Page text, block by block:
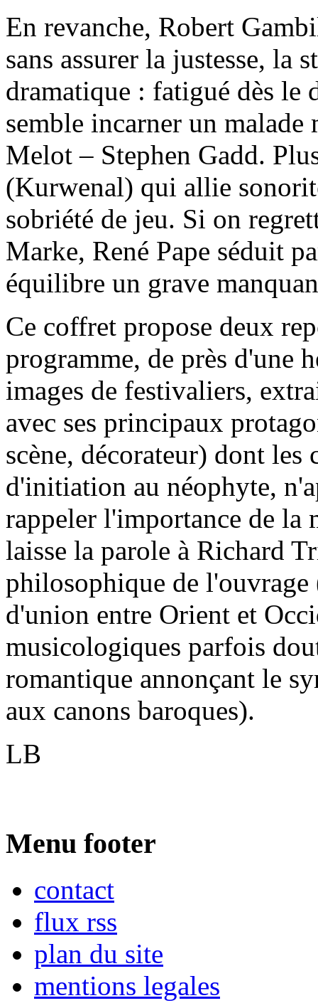
En revanche, Robert
sans assurer la justesse,
dramatique : fatigué dès le
semble incarner un
Melot – Stephen Gadd.
(Kurwenal) qui allie
sobriété de jeu. Si on
Marke, René Pape séduit
équilibre un grave
Ce coffret propose deux
programme, de près d'une
images de festivaliers,
avec ses principaux
scène, décorateur) dont les
d'initiation au néophyte,
rappeler l'importance de la
laisse la parole à Richard
philosophique de l'ouvrage
d'union entre Orient et
musicologiques parfois
romantique annonçant le
aux canons baroques).
LB
Menu footer
contact
flux rss
plan du site
mentions legales